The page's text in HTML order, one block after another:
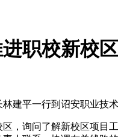
职校新校
建平一行到诏安职业技
询问了解新校区项目工